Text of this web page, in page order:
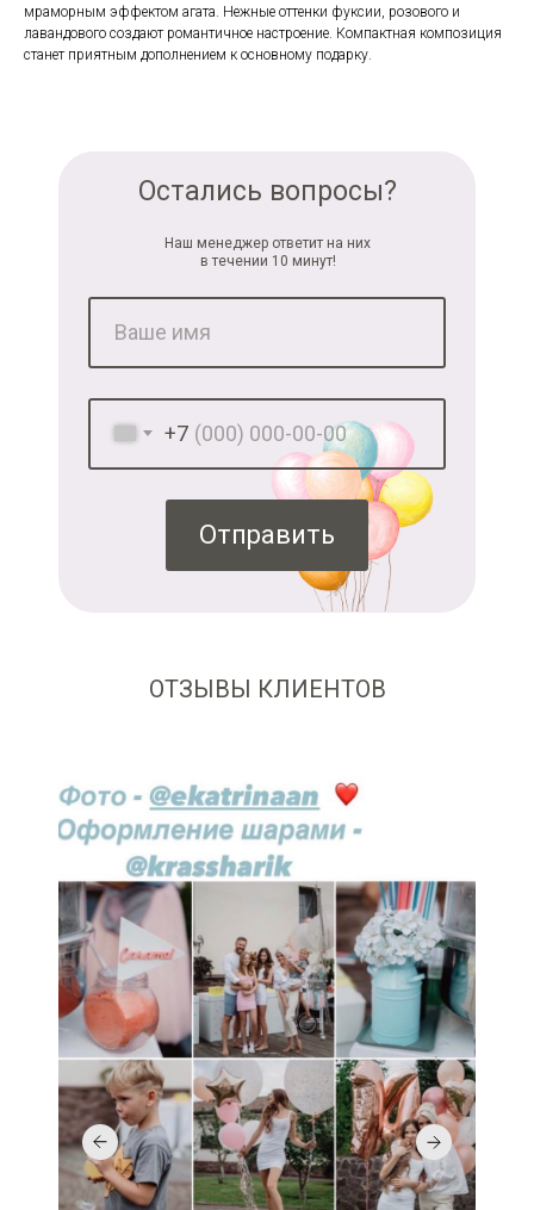
мраморным эффектом агата. Нежные оттенки фуксии, розового и
лавандового создают романтичное настроение. Компактная композиция
станет приятным дополнением к основному подарку.
+7
Отправить
Остались вопросы?
Наш менеджер ответит на них
в течении 10 минут!
ОТЗЫВЫ КЛИЕНТОВ